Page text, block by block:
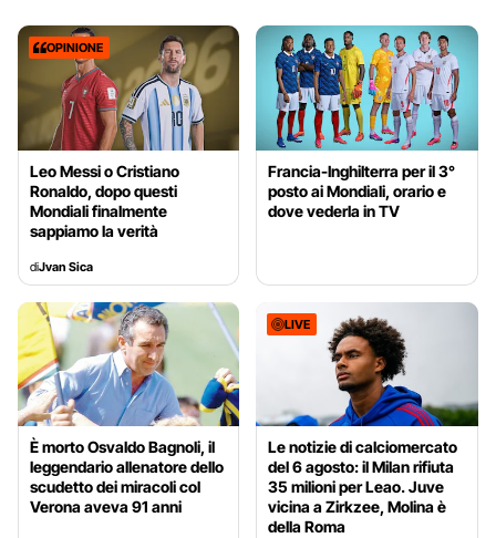
OPINIONE
Leo Messi o Cristiano
Ronaldo, dopo questi
Mondiali finalmente
sappiamo la verità
diJvan Sica
Francia-Inghilterra per il 3°
posto ai Mondiali, orario e
dove vederla in TV
È morto Osvaldo Bagnoli, il
leggendario allenatore dello
scudetto dei miracoli col
Verona aveva 91 anni
LIVE
Le notizie di calciomercato
del 6 agosto: il Milan rifiuta
35 milioni per Leao. Juve
vicina a Zirkzee, Molina è
della Roma